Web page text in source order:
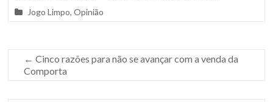
Jogo Limpo,Opinião
← Cinco razões para não se avançar com a venda da
Comporta